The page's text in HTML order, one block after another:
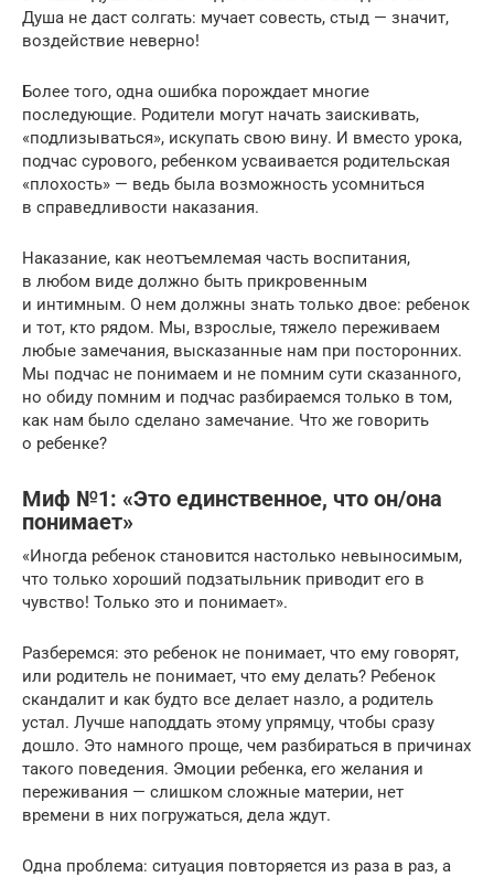
Душа не даст солгать: мучает совесть, стыд — значит,
воздействие неверно!
Более того, одна ошибка порождает многие
последующие. Родители могут начать заискивать,
«подлизываться», искупать свою вину. И вместо урока,
подчас сурового, ребенком усваивается родительская
«плохость» — ведь была возможность усомниться
в справедливости наказания.
Наказание, как неотъемлемая часть воспитания,
в любом виде должно быть прикровенным
и интимным. О нем должны знать только двое: ребенок
и тот, кто рядом. Мы, взрослые, тяжело переживаем
любые замечания, высказанные нам при посторонних.
Мы подчас не понимаем и не помним сути сказанного,
но обиду помним и подчас разбираемся только в том,
как нам было сделано замечание. Что же говорить
о ребенке?
Миф №1: «Это единственное, что он/она
понимает»
«Иногда ребенок становится настолько невыносимым,
что только хороший подзатыльник приводит его в
чувство! Только это и понимает».
Разберемся: это ребенок не понимает, что ему говорят,
или родитель не понимает, что ему делать? Ребенок
скандалит и как будто все делает назло, а родитель
устал. Лучше наподдать этому упрямцу, чтобы сразу
дошло. Это намного проще, чем разбираться в причинах
такого поведения. Эмоции ребенка, его желания и
переживания — слишком сложные материи, нет
времени в них погружаться, дела ждут.
Одна проблема: ситуация повторяется из раза в раз, а